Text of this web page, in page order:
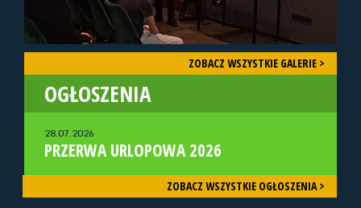
ZOBACZ WSZYSTKIE GALERIE >
OGŁOSZENIA
28.07.2026
PRZERWA URLOPOWA 2026
ZOBACZ WSZYSTKIE OGŁOSZENIA >